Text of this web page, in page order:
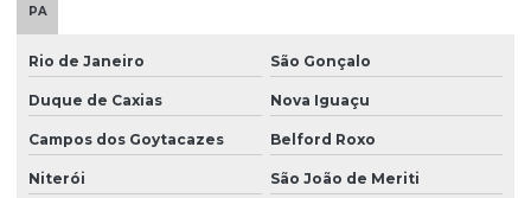
Torre de resfriamento de água preço
Torre de resfriamento de água usada
Torre de resfriamento de água usada preço
Torre de resfriamento alfaterm
PA
Rio de Janeiro São Gonçalo
Duque de Caxias Nova Iguaçu
Campos dos Goytacazes Belford Roxo
Niterói São João de Meriti